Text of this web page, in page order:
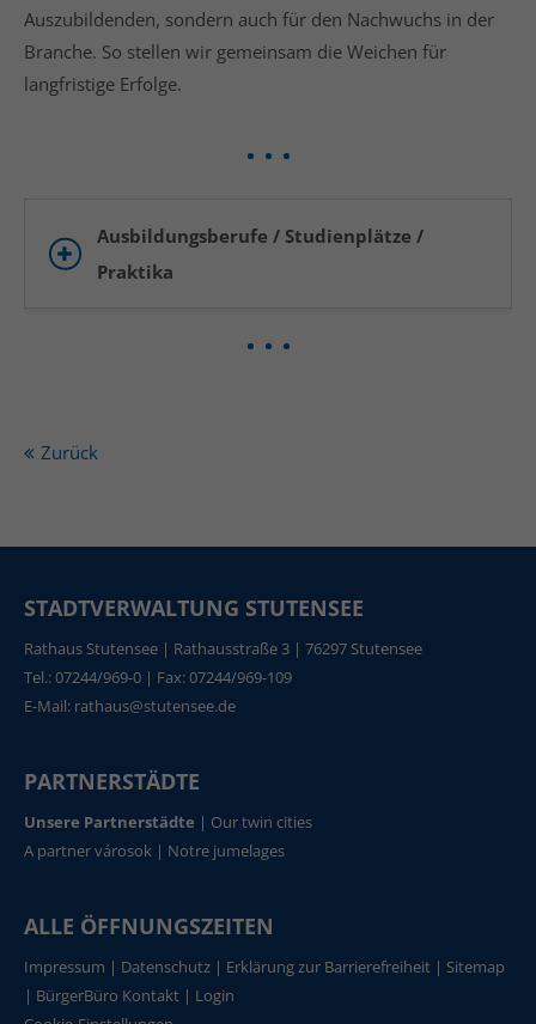
Auszubildenden, sondern auch für den Nachwuchs in der
Branche. So stellen wir gemeinsam die Weichen für
langfristige Erfolge.
Ausbildungsberufe / Studienplätze /
Praktika
Zurück
STADTVERWALTUNG STUTENSEE
Rathaus Stutensee | Rathausstraße 3 | 76297 Stutensee
Tel.: 07244/969-0 | Fax: 07244/969-109
E-Mail: rathaus@stutensee.de
PARTNERSTÄDTE
Unsere Partnerstädte | Our twin cities
A partner városok | Notre jumelages
ALLE ÖFFNUNGSZEITEN
Impressum | Datenschutz | Erklärung zur Barrierefreiheit | Sitemap
| BürgerBüro Kontakt | Login